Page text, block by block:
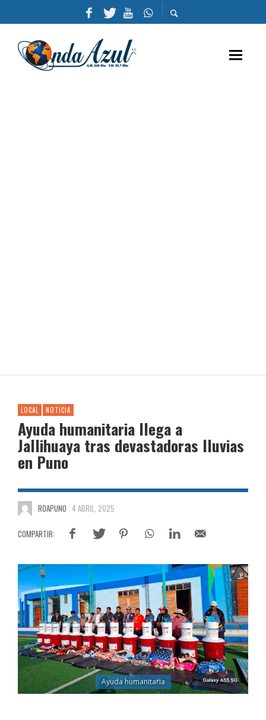
LOCAL NOTICIA
Ayuda humanitaria llega a
Jallihuaya tras devastadoras lluvias
en Puno
ROAPUNO 4 ABRIL, 2025
Ayuda humanitaria